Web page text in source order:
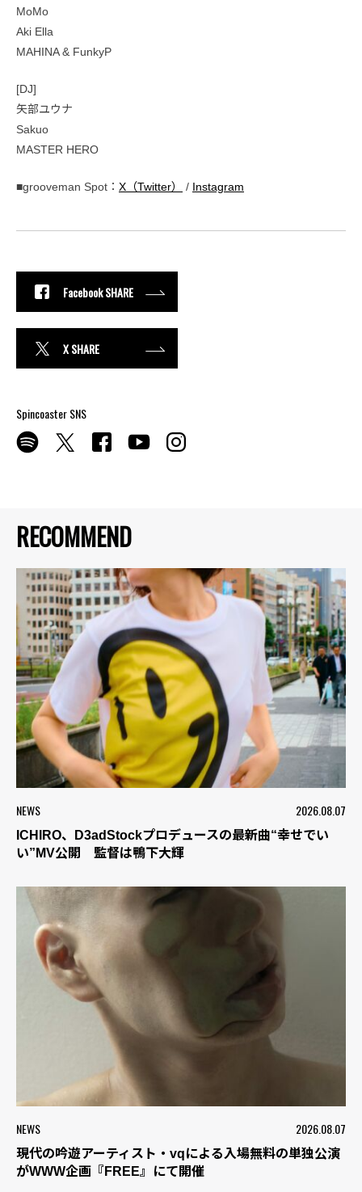
RECOMMEND
NEWS 2026.08.07
ICHIRO、D3adStockプロデュースの最新曲“幸せでい
い”MV公開 監督は鴨下大輝
NEWS 2026.08.07
現代の吟遊アーティスト・vqによる入場無料の単独公演
がWWW企画『FREE』にて開催
MoMo
Aki Ella
MAHINA & FunkyP
[DJ]
矢部ユウナ
Sakuo
MASTER HERO
■grooveman Spot： X（Twitter） / Instagram
Facebook SHARE
X SHARE
Spincoaster SNS